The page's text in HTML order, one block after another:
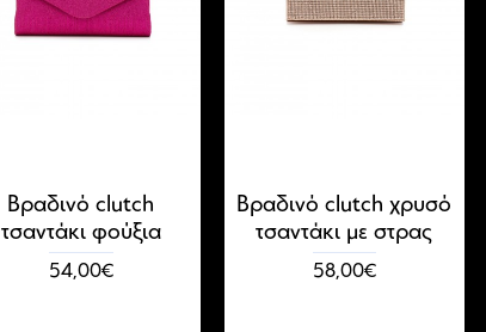
Βραδινό clutch
τσαντάκι φούξια
54,00€
Βραδινό clutch χρυσό
τσαντάκι με στρας
58,00€